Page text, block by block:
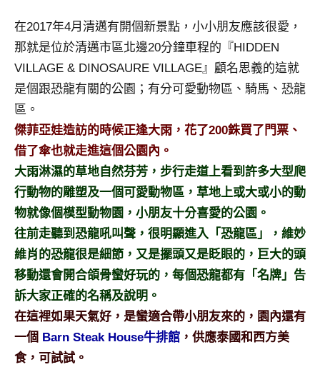
持、
吳
哥
泰
國
旅
遊
書
者、
各
發
表
會
活
動
主
持、
在2017年4月清邁有開個新景點，小小朋友應該很愛，
那就是位於清邁市區北邊20分鐘車程的『HIDDEN
VILLAGE & DINOSAURE VILLAGE』顧名思義的這就
是個跟恐龍有關的公園；有分可愛動物區、騎馬、恐龍
區。
傑菲亞娃造訪的時候正逢大雨，花了200銖買了門票、
借了傘也就走進這個公園內。
大雨淋濕的草地自然芬芳，步行走道上看到許多大型爬
行動物的雕塑及一個可愛動物區，草地上或大或小的動
物就像個模型動物園，小朋友十分喜愛的公園。
往前走聽到恐龍吼叫聲，很明顯進入「恐龍區」，維妙
維肖的恐龍很是細節，又是擺頭又是眨眼的，巨大的頭
移動還會開合頜骨蠻好玩的，每個恐龍都有「名牌」告
訴大家正確的名稱及說明。
在這裡如果天氣好，是蠻適合帶小朋友來的，園內還有
一個 Barn Steak House牛排館 ，供應泰國和西方美
食，可試試。